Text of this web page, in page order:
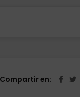
Compartir en